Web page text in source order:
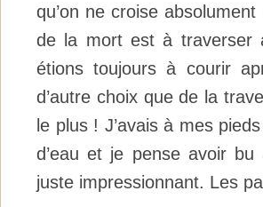
qu’on ne croise
de la mort est à traverser
étions toujours à courir
d’autre choix que de la
le plus ! J’avais à mes
d’eau et je pense avoir
juste impressionnant. Les